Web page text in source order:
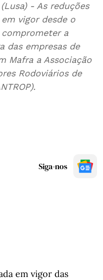
- As reduções
vigor desde o
a
das empresas de
Mafra a Associação
Rodoviários de
Siga-nos
em vigor das